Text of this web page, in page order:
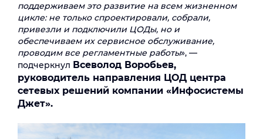
поддерживаем это развитие на всем жизненном
цикле: не только спроектировали, собрали,
привезли и подключили ЦОДы, но и
обеспечиваем их сервисное обслуживание,
проводим все регламентные работы», —
подчеркнул Всеволод Воробьев,
руководитель направления ЦОД центра
сетевых решений компании «Инфосистемы
Джет».